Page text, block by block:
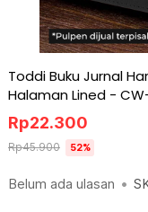
Toddi Buku Jurnal
Halaman Lined -
Belum ada ulasan •
Rp22.300
Rp45.900 52%